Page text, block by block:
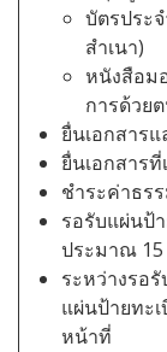
บัตรประ
สำเนา)
หนังสือม
การด้วยต
ยื่นเอกสาร
ยื่นเอกสาร
ชำระค่าธร
รอรับแผ่นป้
ประมาณ
ระหว่างรอ
แผ่นป้ายทะ
หน้าที่